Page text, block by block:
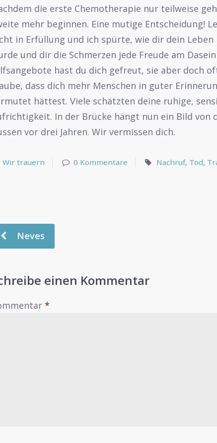
die erste Chemotherapie nur teilweise
mehr beginnen. Eine mutige Entscheidung!
in Erfüllung und ich spürte, wie dir dein
und dir die Schmerzen jede Freude am
hast du dich gefreut, sie aber doch
dass dich mehr Menschen in guter
hättest. Viele schätzten deine ruhige,
In der Brücke hängt nun ein Bild von
vor drei Jahren. Wir vermissen dich.
Wir trauern 0 Kommentare Nachruf, Tod,
Neves
einen Kommentar
*